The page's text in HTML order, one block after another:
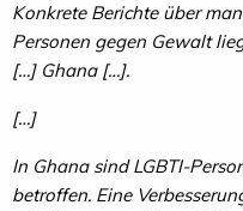
Konkrete Berichte über
Personen gegen Gewalt
[…] Ghana […].
[…]
In Ghana sind LGBTI-
betroffen. Eine